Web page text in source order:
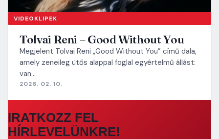
VIDEOKLIPEK
Tolvai Reni – Good Without You
Megjelent Tolvai Reni „Good Without You” című dala,
amely zeneileg ütős alappal foglal egyértelmű állást:
van…
2026. 02. 10.
IRATKOZZ FEL
HÍRLEVELÜNKRE!